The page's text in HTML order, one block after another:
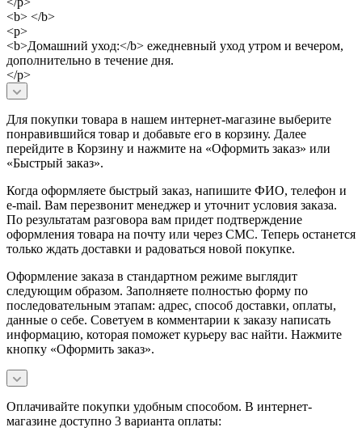
<b> </b>
<p>
<b>Домашний уход:</b> ежедневный уход утром и вечером,
дополнительно в течение дня.
</p>
Для покупки товара в нашем интернет-магазине выберите
понравившийся товар и добавьте его в корзину. Далее
перейдите в Корзину и нажмите на «Оформить заказ» или
«Быстрый заказ».
Когда оформляете быстрый заказ, напишите ФИО, телефон и
e-mail. Вам перезвонит менеджер и уточнит условия заказа.
По результатам разговора вам придет подтверждение
оформления товара на почту или через СМС. Теперь останется
только ждать доставки и радоваться новой покупке.
Оформление заказа в стандартном режиме выглядит
следующим образом. Заполняете полностью форму по
последовательным этапам: адрес, способ доставки, оплаты,
данные о себе. Советуем в комментарии к заказу написать
информацию, которая поможет курьеру вас найти. Нажмите
кнопку «Оформить заказ».
Оплачивайте покупки удобным способом. В интернет-
магазине доступно 3 варианта оплаты: